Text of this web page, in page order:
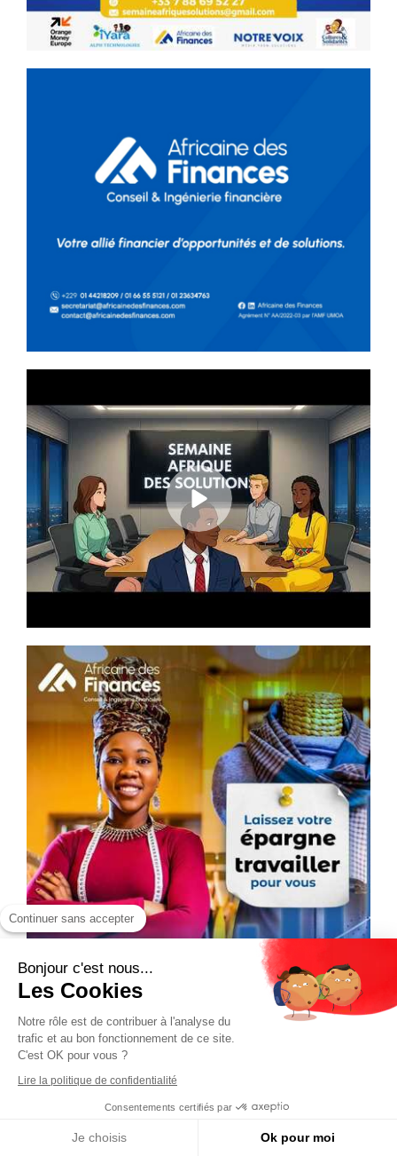
Continuer sans accepter
Bonjour c'est nous...
Les Cookies
Notre rôle est de contribuer à l'analyse du
trafic et au bon fonctionnement de ce site.
C'est OK pour vous ?
Lire la politique de confidentialité
Consentements certifiés par
Je choisis Ok pour moi